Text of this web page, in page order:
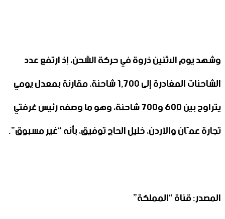
وشهد يوم الاثنين ذروة في حركة الشحن، إذ ارتفع عدد
الشاحنات المغادرة إلى 1,700 شاحنة، مقارنة بمعدل يومي
يتراوح بين 600 و700 شاحنة، وهو ما وصفه رئيس غرفتي
تجارة عمّان والأردن، خليل الحاج توفيق، بأنه “غير مسبوق”.
المصدر: قناة “المملكة”